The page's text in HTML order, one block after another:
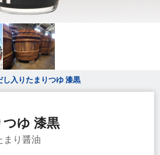
し入りたまりつゆ 漆黒
ゆ 漆黒
まり醤油